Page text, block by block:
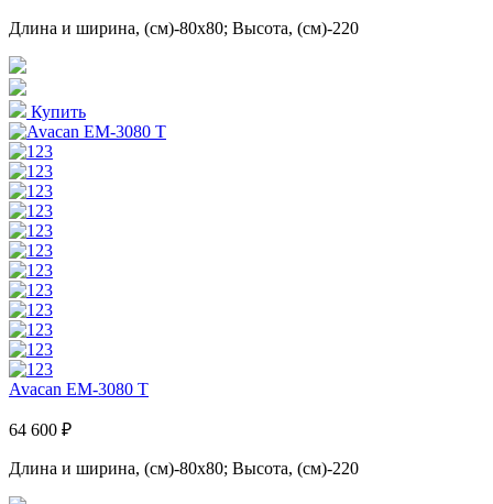
Длина и ширина, (см)-80x80; Высота, (см)-220
Купить
Avacan EM-3080 T
64 600 ₽
Длина и ширина, (см)-80x80; Высота, (см)-220